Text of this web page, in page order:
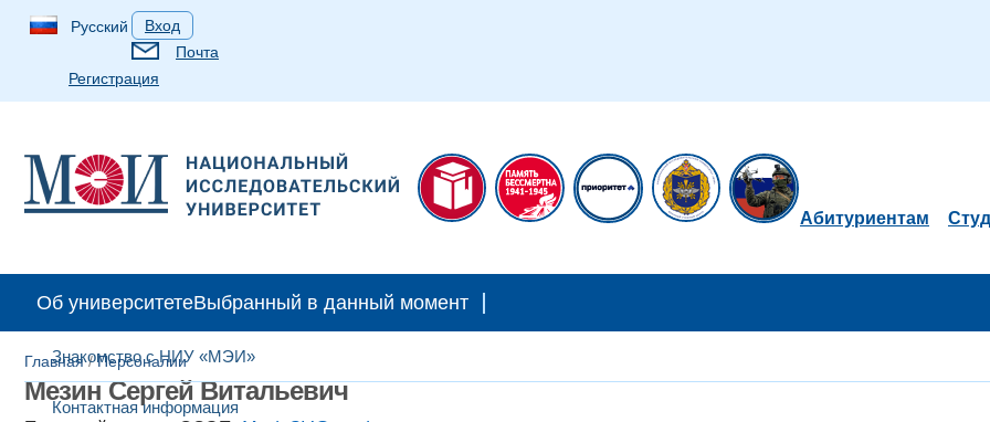
Русский
Вход
Почта
Регистрация
Абитуриентам
Об университетеВыбранный в данный момент
Знакомство с НИУ «МЭИ»
Контактная информация
Главная /Персоналии​
Мезин Сергей Витальевич